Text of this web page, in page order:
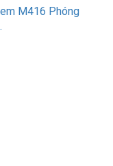
M416 Phóng